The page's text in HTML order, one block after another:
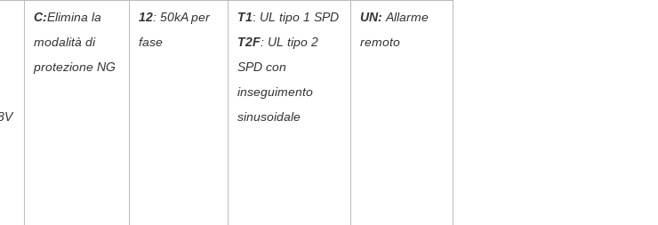
C:Elimina la
modalità di
protezione NG
12: 50kA per
fase
T1: UL tipo 1 SPD
T2F: UL tipo 2
SPD con
inseguimento
sinusoidale
UN: Allarme
remoto